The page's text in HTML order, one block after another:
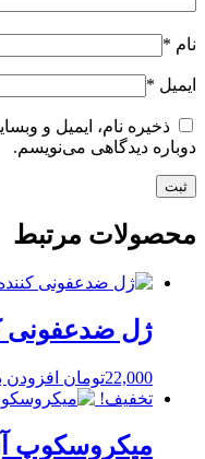
نام *
ایمیل *
ذخیره نام، ایمیل و
دوباره دیدگاهی می‌نویسم.
محصولات مرتبط
ژل ضدعفونی
22,000تومان افزودن
تخفیف!
میکروسکوپ